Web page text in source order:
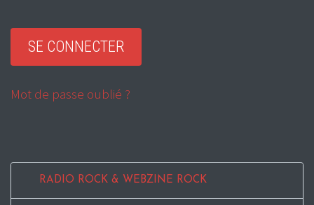
Mot de passe oublié ?
RADIO ROCK & WEBZINE ROCK